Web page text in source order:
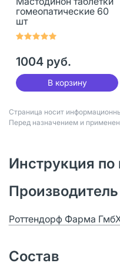
гомеопатические 60
шт
1004 руб.
В корзину
Страница носит
Перед назначением и
Инструкция
Производитель
Роттендорф Фарма
Состав